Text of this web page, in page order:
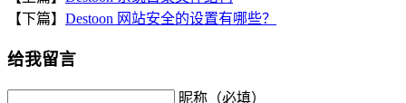
【下篇】 Destoon 网站安全的设置有哪些？
给我留言
昵称（必填）